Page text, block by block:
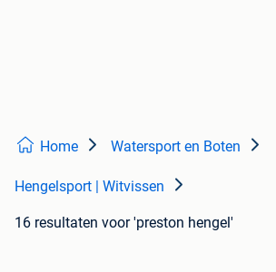
Home Watersport en Boten
Hengelsport | Witvissen
16 resultaten voor 'preston hengel'